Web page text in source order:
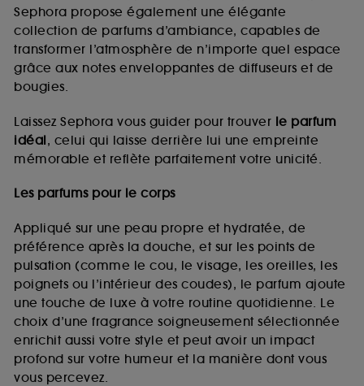
Sephora propose également une élégante
collection de parfums d’ambiance, capables de
transformer l’atmosphère de n’importe quel espace
grâce aux notes enveloppantes de diffuseurs et de
bougies.
Laissez Sephora vous guider pour trouver le parfum
idéal, celui qui laisse derrière lui une empreinte
mémorable et reflète parfaitement votre unicité.
Les parfums pour le corps
Appliqué sur une peau propre et hydratée, de
préférence après la douche, et sur les points de
pulsation (comme le cou, le visage, les oreilles, les
poignets ou l’intérieur des coudes), le parfum ajoute
une touche de luxe à votre routine quotidienne. Le
choix d’une fragrance soigneusement sélectionnée
enrichit aussi votre style et peut avoir un impact
profond sur votre humeur et la manière dont vous
vous percevez.
de vous plaire via des publicités, y compris sur des
sites tiers et sur les réseaux sociaux, sur la base
des pages que vous avez consultées, de votre
navigation, et de l'historique de vos interactions.
d’en améliorer la performance.
Cookies de sécurisation des paiements en ligne :
fraudes aux moyens de paiement et les
usurpations d’identité.
Cookies fonctionnels :il s’agit de cookies
permettant l’affichage et/ou la fourniture de
certaines fonctionnalités du site, tel que les
cookies d’authentification qui sont utilisés afin de
vous faire bénéficier de l’authentification
prolongée vous permettant d’accéder à votre
compte lors de votre prochaine visite sur le site
sans saisir à nouveau votre identifiant et mot de
passe.